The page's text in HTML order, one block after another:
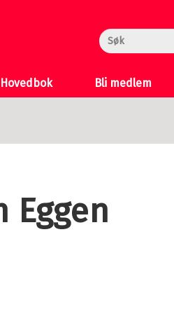
Hovedbok Bli medlem
Eggen